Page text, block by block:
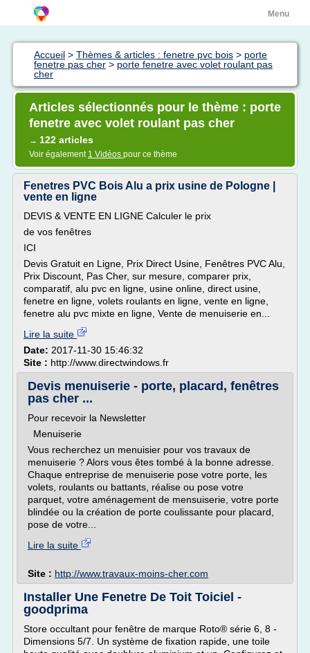
Menu
Accueil > Thèmes & articles : fenetre pvc bois > porte
fenetre pas cher > porte fenetre avec volet roulant pas
cher
Articles sélectionnés pour le thème : porte
fenetre avec volet roulant pas cher
→ 122 articles
Voir également 1 Vidéos pour ce thème
Fenetres PVC Bois Alu a prix usine de Pologne |
vente en ligne
DEVIS & VENTE EN LIGNE Calculer le prix
de vos fenêtres
ICI
Devis Gratuit en Ligne, Prix Direct Usine, Fenêtres PVC Alu,
Prix Discount, Pas Cher, sur mesure, comparer prix,
comparatif, alu pvc en ligne, usine online, direct usine,
fenetre en ligne, volets roulants en ligne, vente en ligne,
fenetre alu pvc mixte en ligne, Vente de menuiserie en...
Lire la suite
Date: 2017-11-30 15:46:32
Site : http://www.directwindows.fr
Devis menuiserie - porte, placard, fenêtres
pas cher ...
Pour recevoir la Newsletter
Menuiserie
Vous recherchez un menuisier pour vos travaux de
menuiserie ? Alors vous êtes tombé à la bonne adresse.
Chaque entreprise de menuiserie pose votre porte, les
volets, roulants ou battants, réalise ou pose votre
parquet, votre aménagement de mensuiserie, votre porte
blindée ou la création de porte coulissante pour placard,
pose de votre...
Lire la suite
Site : http://www.travaux-moins-cher.com
Installer Une Fenetre De Toit Toiciel -
goodprima
Store occultant pour fenêtre de marque Roto® série 6, 8 -
Dimensions 5/7. Un système de fixation rapide, une toile